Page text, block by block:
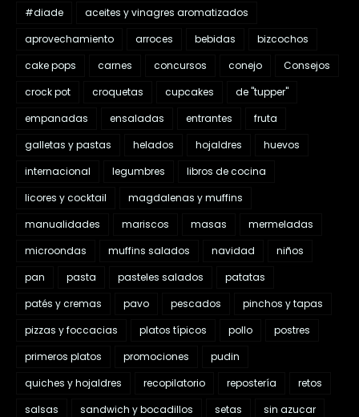
#diade
aceites y vinagres aromatizados
aprovechamiento
arroces bebidas
bizcochos
cake pops
carnes concursos conejo
Consejos
crock pot
croquetas cupcakes
de "tupper"
empanadas
ensaladas entrantes
fruta
galletas y pastas
helados hojaldres
huevos
internacional
legumbres
libros de cocina
licores y cocktail
magdalenas y muffins
manualidades
mariscos masas
mermeladas
microondas
muffins salados navidad
niños
pan
pasta pasteles salados
patatas
patés y cremas
pavo pescados
pinchos y tapas
pizzas y foccacias
platos típicos pollo
postres
primeros platos
promociones
pudin
quiches y hojaldres
recopilatorio repostería
retos
salsas
sandwich y bocadillos setas
sin azucar